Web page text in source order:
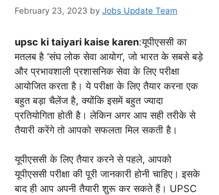
February 23, 2023 by Jobs Update Team
upsc ki taiyari kaise karen:यूपीएससी का
मतलब है ‘संघ लोक सेवा आयोग’, जो भारत के सबसे बड़े
और प्रभावशाली प्रशासनिक सेवा के लिए परीक्षा
आयोजित करता है। ये परीक्षा के लिए तैयार करना एक
बहुत बड़ा चैलेंज है, क्योंकि इसमें बहुत ज्यादा
प्रतियोगिता होती है। लेकिन अगर आप सही तरीके से
तैयारी करेंगे तो आपको सफलता मिल सकती है।
यूपीएससी के लिए तैयार करने से पहले, आपको
यूपीएससी परीक्षा की पूरी जानकारी होनी चाहिए। इसके
बाद ही आप अपनी तैयारी शुरू कर सकते हैं। UPSC